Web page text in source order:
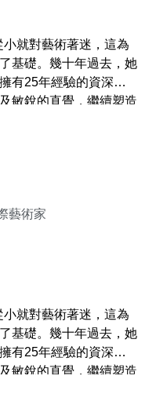
就對藝術著迷，這為
基礎。幾十年過去，她
有25年經驗的資深藝
敏銳的直覺，繼續塑造
掘未來之星，2015
力。這次活動吸引來自
藏家，畫廊外排起了
，她樂於接觸五
藝術家
就對藝術著迷，這為
基礎。幾十年過去，她
有25年經驗的資深藝
敏銳的直覺，繼續塑造
掘未來之星，2015